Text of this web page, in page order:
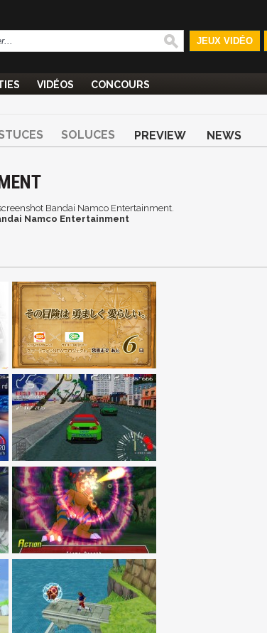
JEUX VIDÉO
VIDÉOS CONCOURS
SOLUCES PREVIEW NEWS
Bandai Namco Entertainment.
Namco Entertainment